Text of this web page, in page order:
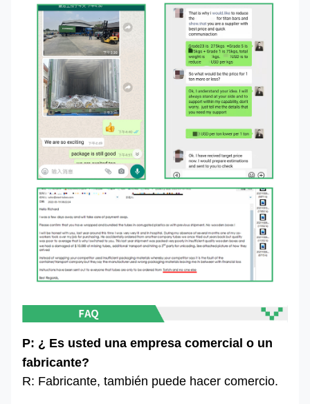
P: ¿ Es usted una empresa comercial o un
fabricante?
R: Fabricante, también puede hacer comercio.